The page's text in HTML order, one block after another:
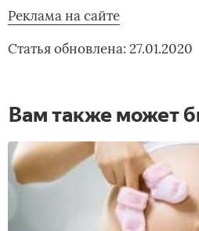
Реклама на сайте
Статья обновлена: 27.01.2020
Вам также может